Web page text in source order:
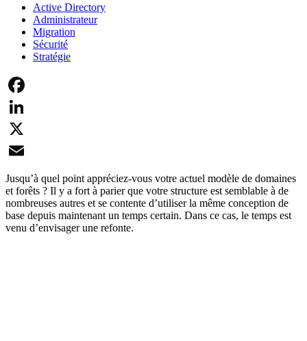
Active Directory
Administrateur
Migration
Sécurité
Stratégie
Facebook
LinkedIn
X
Email
Jusqu’à quel point appréciez-vous votre actuel modèle de domaines
et forêts ? Il y a fort à parier que votre structure est semblable à de
nombreuses autres et se contente d’utiliser la même conception de
base depuis maintenant un temps certain. Dans ce cas, le temps est
venu d’envisager une refonte.